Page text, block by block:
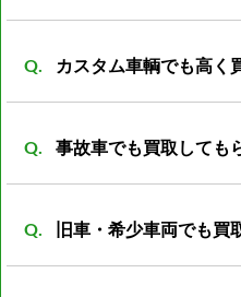
もバイクの販売先がある
ストの削減が可能となっ
価格を高くさせていただく
カスタム車輌でも高く
反映される車両がほとん
トの場合プラス評価しま
状態ですとマイナス評価と
事故車でも買取しても
可能です。 一般的に廃車
言われています。 事故車
旧車・希少車両でも買